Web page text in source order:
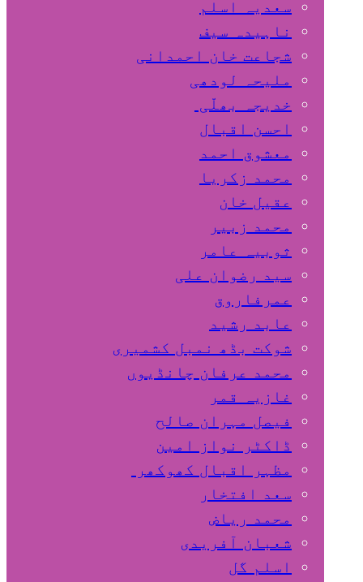
سعدیہ اسلم
ناہیدہ سیف
شجاعت خان احمدانی
ملیحہ لودھی
خدیجہ بھلّی
احسن اقبال
معشوق احمد
محمد زکریا
عقیل خان
محمد زبیر
ثوبیہ عامر
سید رضوان علی
عمرفاروق
عابد رشید
شوکت بڈھ نمبل کشمیری
محمد عرفان چانڈیوں
غازیہ قمر
فیصل مہران صالح
ڈاکٹر نواز امین
مظہر اقبال کھوکھر
سعد افتخار
محمد ریاض
شعبان آفریدی
اسلم گل